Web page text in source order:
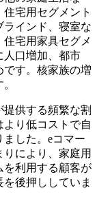
宅用セグメント
ラインド、寝室な
宅用家具セグメ
人口増加、都市
す。核家族の増
供する頻繁な割
り低コストで自
した。eコマー
により、家庭用
を利用する顧客が
後押ししていま